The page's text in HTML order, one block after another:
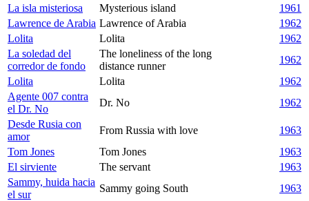
La isla misteriosa
Mysterious island
1961
Lawrence de Arabia Lawrence of Arabia
1962
Lolita
Lolita
1962
La soledad del
corredor de fondo
The loneliness of the long
distance runner
1962
Lolita
Lolita
1962
Agente 007 contra
el Dr. No
Dr. No
1962
Desde Rusia con
amor
From Russia with love
1963
Tom Jones
Tom Jones
1963
El sirviente
The servant
1963
Sammy, huida hacia
el sur
Sammy going South
1963